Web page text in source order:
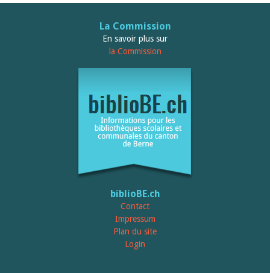
La Commission
En savoir plus sur
la Commission
biblioBE.ch
Contact
Impressum
Plan du site
Login